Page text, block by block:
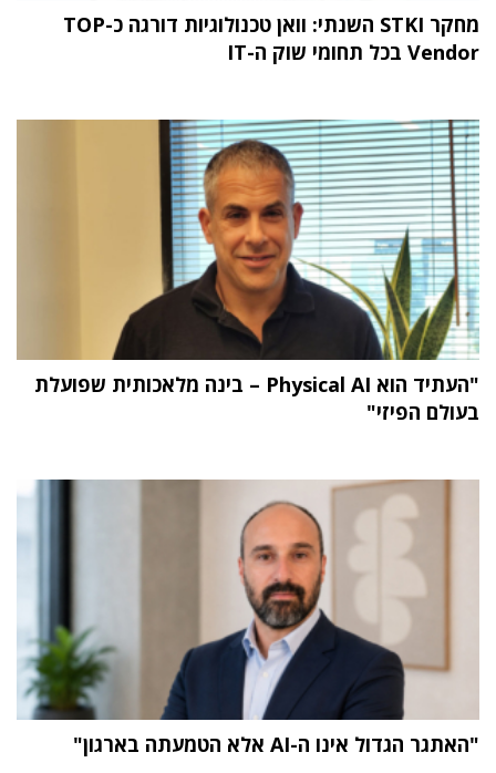
מחקר STKI השנתי: וואן טכנולוגיות דורגה כ-TOP
Vendor בכל תחומי שוק ה-IT
"העתיד הוא Physical AI – בינה מלאכותית שפועלת
בעולם הפיזי"
"האתגר הגדול אינו ה-AI אלא הטמעתה בארגון"